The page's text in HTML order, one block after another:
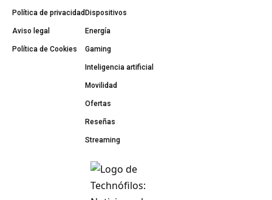
Política de privacidad
Aviso legal
Política de Cookies
Dispositivos
Energía
Gaming
Inteligencia artificial
Movilidad
Ofertas
Reseñas
Streaming